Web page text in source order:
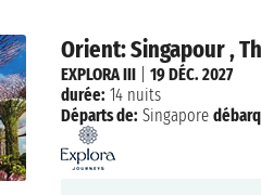
Orient: Singapour ,
EXPLORA III |19 DÉC. 2027
durée: 14 nuits
Départs de: Singapore